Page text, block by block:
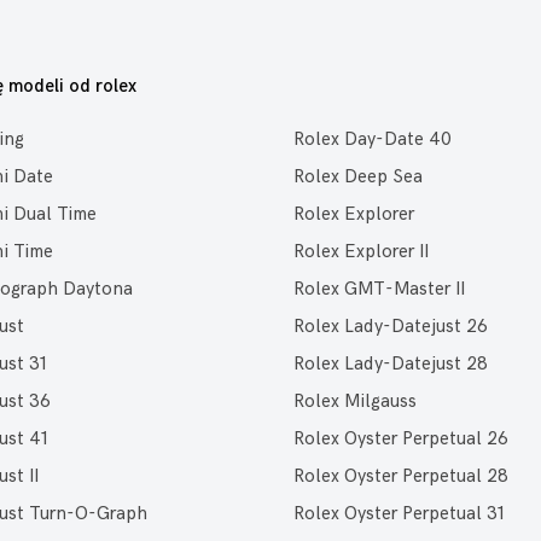
modeli od rolex
Date
Dual Time
Time
Daytona
31
36
41
II
Turn-O-Graph
Rolex Day-Date 40
Rolex Deep Sea
Rolex Explorer
Rolex Explorer II
Rolex GMT-Master II
Rolex Lady-Datejust 26
Rolex Lady-Datejust 28
Rolex Milgauss
Rolex Oyster Perpetual 26
Rolex Oyster Perpetual 28
Rolex Oyster Perpetual 31